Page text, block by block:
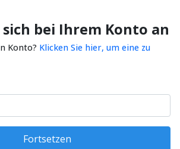
sich bei Ihrem Konto an
Konto? Klicken Sie hier, um eine zu
Fortsetzen